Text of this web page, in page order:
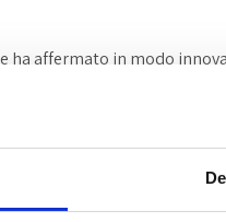
ha affermato in modo
un atto impositivo
“perennità” dell’azione
sola circostanza che è,
o l’intervenuto